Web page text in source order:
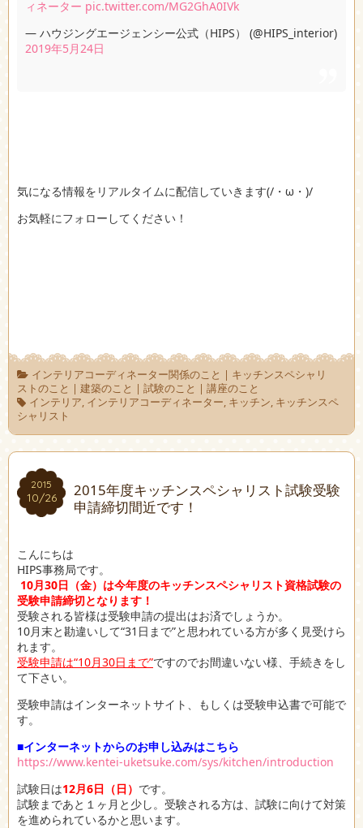
ィネーター pic.twitter.com/MG2GhA0IVk
— ハウジングエージェンシー公式（HIPS） (@HIPS_interior)
2019年5月24日
気になる情報をリアルタイムに配信していきます(/・ω・)/
お気軽にフォローしてください！
インテリアコーディネーター関係のこと | キッチンスペシャリ
ストのこと | 建築のこと | 試験のこと | 講座のこと
インテリア, インテリアコーディネーター, キッチン, キッチンスペ
シャリスト
2015
10/26
2015
10/26
2015年度キッチンスペシャリスト試験受験
申請締切間近です！
こんにちは
HIPS事務局です。
10月30日（金）は今年度のキッチンスペシャリスト資格試験の
受験申請締切となります！
受験される皆様は受験申請の提出はお済でしょうか。
10月末と勘違いして“31日まで”と思われている方が多く見受けら
れます。
受験申請は“10月30日まで”ですのでお間違いない様、手続きをし
て下さい。
受験申請はインターネットサイト、もしくは受験申込書で可能で
す。
■インターネットからのお申し込みはこちら
https://www.kentei-uketsuke.com/sys/kitchen/introduction
試験日は12月6日（日） です。
試験まであと１ヶ月と少し。受験される方は、試験に向けて対策
を進められているかと思います。